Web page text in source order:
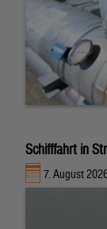
Schifffahrt in
7. August